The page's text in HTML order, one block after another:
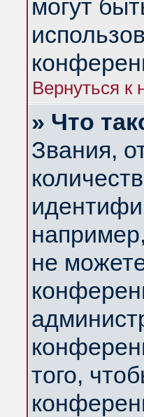
могут
Вернуться к
» Что
Звания,
не
того,